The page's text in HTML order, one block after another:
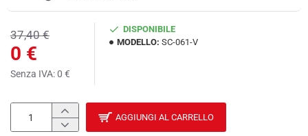
0 €
37,40 €
Senza IVA: 0 €
DISPONIBILE
MODELLO: SC-061-V
AGGIUNGI AL CARRELLO